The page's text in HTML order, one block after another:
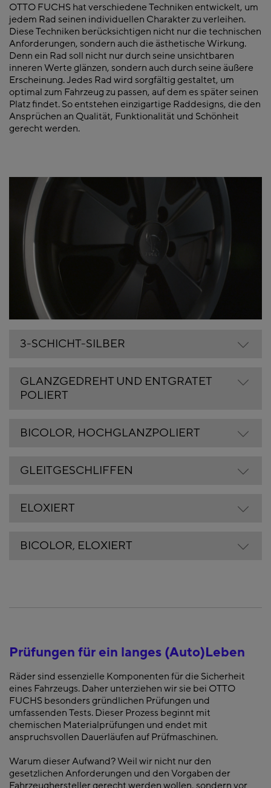
OTTO FUCHS hat verschiedene Techniken entwickelt, um
jedem Rad seinen individuellen Charakter zu verleihen.
Diese Techniken berücksichtigen nicht nur die technischen
Anforderungen, sondern auch die ästhetische Wirkung.
Denn ein Rad soll nicht nur durch seine unsichtbaren
inneren Werte glänzen, sondern auch durch seine äußere
Erscheinung. Jedes Rad wird sorgfältig gestaltet, um
optimal zum Fahrzeug zu passen, auf dem es später seinen
Platz findet. So entstehen einzigartige Raddesigns, die den
Ansprüchen an Qualität, Funktionalität und Schönheit
gerecht werden.
3-SCHICHT-SILBER
GLANZGEDREHT UND ENTGRATET
POLIERT
BICOLOR, HOCHGLANZPOLIERT
GLEITGESCHLIFFEN
ELOXIERT
BICOLOR, ELOXIERT
Prüfungen für ein langes (Auto)Leben
Räder sind essenzielle Komponenten für die Sicherheit
eines Fahrzeugs. Daher unterziehen wir sie bei OTTO
FUCHS besonders gründlichen Prüfungen und
umfassenden Tests. Dieser Prozess beginnt mit
chemischen Materialprüfungen und endet mit
anspruchsvollen Dauerläufen auf Prüfmaschinen.
Warum dieser Aufwand? Weil wir nicht nur den
gesetzlichen Anforderungen und den Vorgaben der
Fahrzeughersteller gerecht werden wollen, sondern vor